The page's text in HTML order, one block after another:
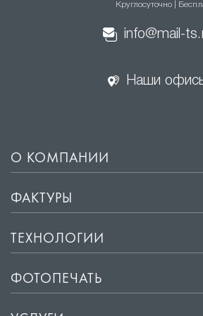
мягкого свечения, что
подвержены деформации и
первоначальный вид на
Лёгкость установки. Монтаж
занимает всего несколько
подготовки поверхности потолка.
защищает помещение от влаги
Круглосуточно |
info@mail-
Наши
О КОМПАНИИ
ФАКТУРЫ
ТЕХНОЛОГИИ
ФОТОПЕЧАТЬ